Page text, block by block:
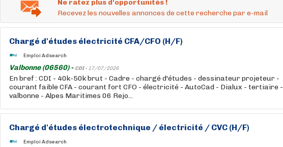
Ne ratez plus d'opportunités !
Recevez les nouvelles annonces de cette recherche par e-mail
Chargé d'études électricité CFA/CFO (H/F)
Emploi Adsearch
Valbonne (06560) - CDI - 17/07/2026
En bref : CDI - 40k-50k brut - Cadre - chargé d'études - dessinateur projeteur -
courant faible CFA - courant fort CFO - électricité - AutoCad - Dialux - tertiaire -
valbonne - Alpes Maritimes 06 Rejo...
Chargé d'études électrotechnique / électricité / CVC (H/F)
Emploi Adsearch